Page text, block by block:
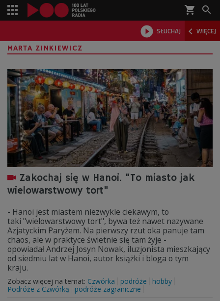
shopping_cart 
 SŁUCHAJ  WIĘCEJ

MARTA ZINKIEWICZ
Zakochaj się w Hanoi. "To miasto jak
wielowarstwowy tort"
- Hanoi jest miastem niezwykle ciekawym, to
taki "wielowarstwowy tort", bywa też nawet nazywane
Azjatyckim Paryżem. Na pierwszy rzut oka panuje tam
chaos, ale w praktyce świetnie się tam żyje -
opowiadał Andrzej Josyn Nowak, iluzjonista mieszkający
od siedmiu lat w Hanoi, autor książki i bloga o tym
kraju.
Zobacz więcej na temat: Czwórka podróże
hobby
Podróże z Czwórką
podróże zagraniczne